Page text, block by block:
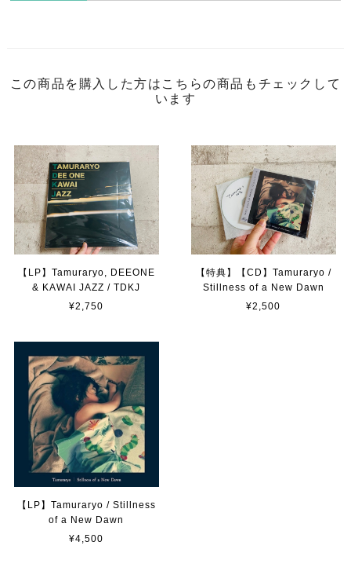
この商品を購入した方はこちらの商品もチェックして
います
【LP】Tamuraryo, DEEONE
& KAWAI JAZZ / TDKJ
¥2,750
【特典】【CD】Tamuraryo /
Stillness of a New Dawn
¥2,500
【LP】Tamuraryo / Stillness
of a New Dawn
¥4,500